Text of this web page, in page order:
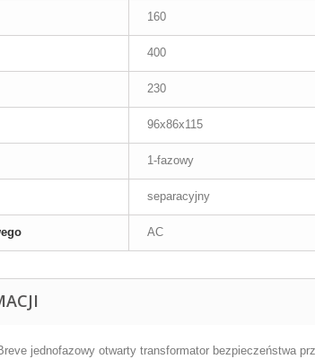
160
400
230
96x86x115
1-fazowy
separacyjny
AC
jednofazowy otwarty transformator bezpieczeństwa